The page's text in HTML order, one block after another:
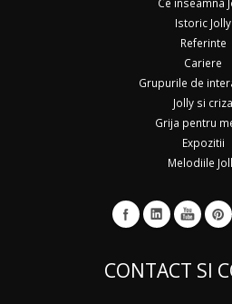
Istoric Jolly
Referinte
Cariere
Grupurile de
Jolly si criza
Grija pentru
Expozitii
Melodiile
CONTACT SI